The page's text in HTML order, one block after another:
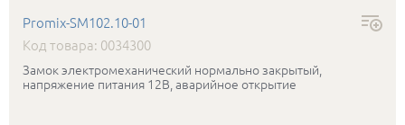
Promix-SM102.10-01
Код товара: 0034300
Замок электромеханический нормально закрытый,
напряжение питания 12В, аварийное открытие